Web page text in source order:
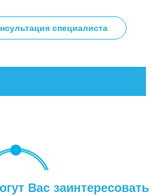
специалиста
Вас заинтересовать